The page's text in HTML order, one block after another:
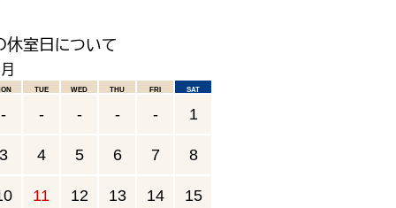
休室日について
tue wed thu fri sat
- - - - - 1
3 4 5 6 7 8
11 12 13 14 15